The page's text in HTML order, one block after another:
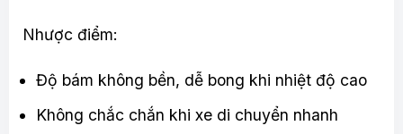
Nhược điểm:
Độ bám không bền, dễ bong khi nhiệt độ cao
Không chắc chắn khi xe di chuyển nhanh